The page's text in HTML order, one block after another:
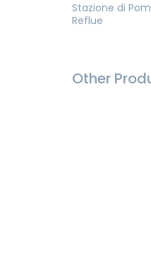
Stazione di
Reflue
Other